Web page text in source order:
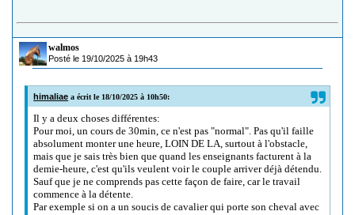
walmos
Posté le 19/10/2025 à 19h43
himaliae a écrit le 18/10/2025 à 10h50:
Il y a deux choses différentes:
Pour moi, un cours de 30min, ce n'est pas "normal". Pas qu'il faille
absolument monter une heure, LOIN DE LA, surtout à l'obstacle,
mais que je sais très bien que quand les enseignants facturent à la
demie-heure, c'est qu'ils veulent voir le couple arriver déjà détendu.
Sauf que je ne comprends pas cette façon de faire, car le travail
commence à la détente.
Par exemple si on a un soucis de cavalier qui porte son cheval avec